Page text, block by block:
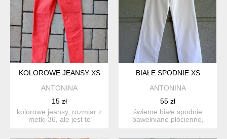
KOLOROWE JEANSY XS
ANTONINA
15 zł
kolorowe jeansy, rozmiar z
metki 36, ale jest to
BIAŁE SPODNIE XS
ANTONINA
55 zł
świetne białe spodnie
bawełniane płócienne,